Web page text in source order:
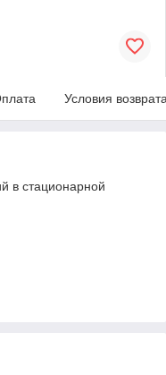
Условия
в стационарной